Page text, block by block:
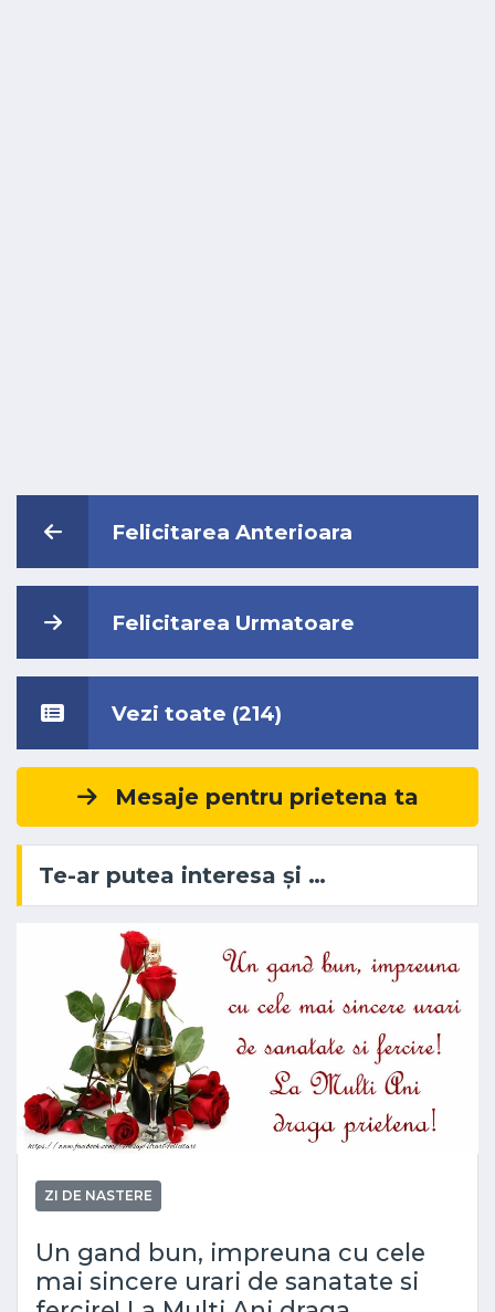
Felicitarea Anterioara
Felicitarea Urmatoare
Vezi toate (214)
Mesaje pentru prietena ta
Te-ar putea interesa și …
ZI DE NASTERE
Un gand bun, impreuna cu cele
mai sincere urari de sanatate si